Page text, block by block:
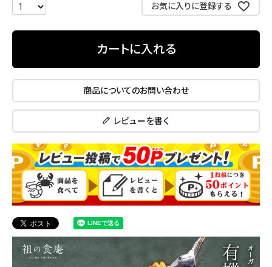
お気に入りに登録する
カートに入れる
商品についてのお問い合わせ
レビューを書く